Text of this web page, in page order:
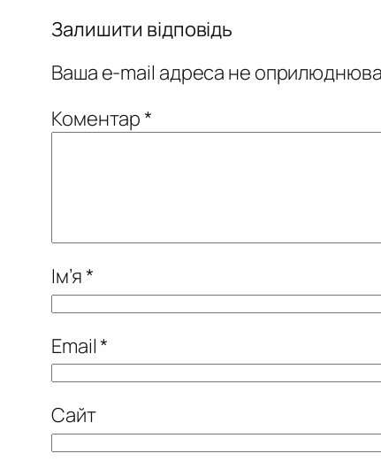
Залишити відповідь
Ваша e-mail адреса не
Коментар*
Ім’я*
Email*
Сайт